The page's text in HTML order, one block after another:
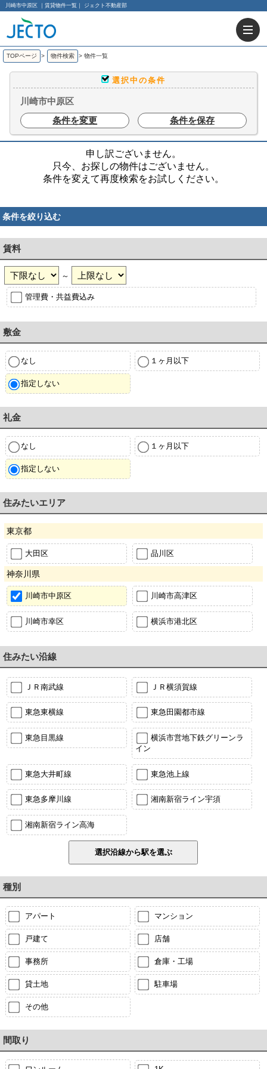
川崎市中原区 ｜賃貸物件一覧｜ ジェクト不動産部
TOPページ > 物件検索 > 物件一覧
選択中の条件
川崎市中原区
条件を変更
条件を保存
申し訳ございません。
只今、お探しの物件はございません。
条件を変えて再度検索をお試しください。
条件を絞り込む
賃料
～
管理費・共益費込み
敷金
なし １ヶ月以下
指定しない
礼金
なし １ヶ月以下
指定しない
住みたいエリア
東京都
大田区 品川区
神奈川県
川崎市中原区 川崎市高津区
川崎市幸区 横浜市港北区
住みたい沿線
ＪＲ南武線 ＪＲ横須賀線
東急東横線 東急田園都市線
東急目黒線
横浜市営地下鉄グリーンラ
イン
東急大井町線 東急池上線
東急多摩川線 湘南新宿ライン宇須
湘南新宿ライン高海
種別
アパート マンション
戸建て 店舗
事務所 倉庫・工場
貸土地 駐車場
その他
間取り